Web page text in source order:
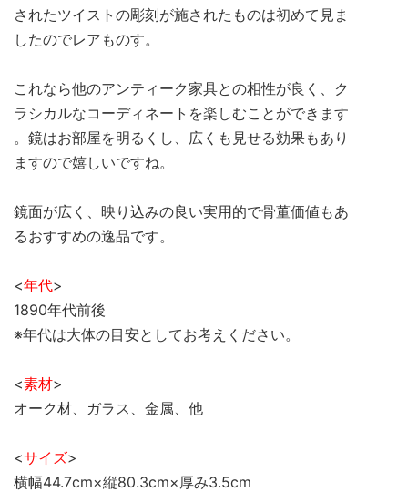
されたツイストの彫刻が施されたものは初めて見ま
したのでレアものす。
これなら他のアンティーク家具との相性が良く、ク
ラシカルなコーディネートを楽しむことができます
。鏡はお部屋を明るくし、広くも見せる効果もあり
ますので嬉しいですね。
鏡面が広く、映り込みの良い実用的で骨董価値もあ
るおすすめの逸品です。
<年代>
1890年代前後
※年代は大体の目安としてお考えください。
<素材>
オーク材、ガラス、金属、他
<サイズ>
横幅44.7cm×縦80.3cm×厚み3.5cm